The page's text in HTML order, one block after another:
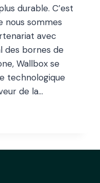
durable. C’est
nous sommes
avec
des bornes de
Wallbox se
technologique
de la…